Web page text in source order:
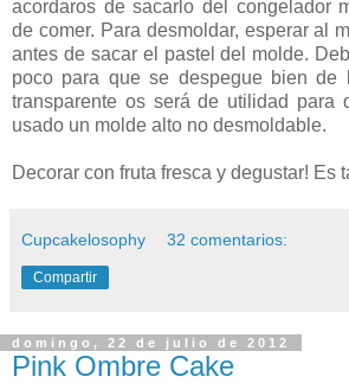
acordaros de sacarlo del congelador
de comer. Para desmoldar, esperar al
antes de sacar el pastel del molde.
poco para que se despegue bien de
transparente os será de utilidad para
usado un molde alto no desmoldable.
Decorar con fruta fresca y degustar! Es
Cupcakelosophy 32 comentarios:
Compartir
domingo, 22 de julio de 2012
Pink Ombre Cake